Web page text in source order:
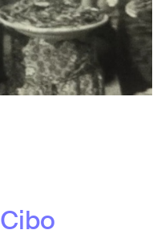
Cibo